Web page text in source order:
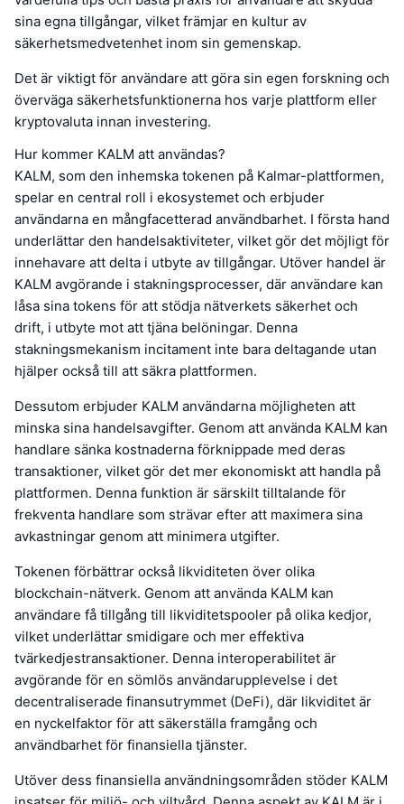
sina egna tillgångar, vilket främjar en kultur av
säkerhetsmedvetenhet inom sin gemenskap.
Det är viktigt för användare att göra sin egen forskning och
överväga säkerhetsfunktionerna hos varje plattform eller
kryptovaluta innan investering.
Hur kommer KALM att användas?
KALM, som den inhemska tokenen på Kalmar-plattformen,
spelar en central roll i ekosystemet och erbjuder
användarna en mångfacetterad användbarhet. I första hand
underlättar den handelsaktiviteter, vilket gör det möjligt för
innehavare att delta i utbyte av tillgångar. Utöver handel är
KALM avgörande i stakningsprocesser, där användare kan
låsa sina tokens för att stödja nätverkets säkerhet och
drift, i utbyte mot att tjäna belöningar. Denna
stakningsmekanism incitament inte bara deltagande utan
hjälper också till att säkra plattformen.
Dessutom erbjuder KALM användarna möjligheten att
minska sina handelsavgifter. Genom att använda KALM kan
handlare sänka kostnaderna förknippade med deras
transaktioner, vilket gör det mer ekonomiskt att handla på
plattformen. Denna funktion är särskilt tilltalande för
frekventa handlare som strävar efter att maximera sina
avkastningar genom att minimera utgifter.
Tokenen förbättrar också likviditeten över olika
blockchain-nätverk. Genom att använda KALM kan
användare få tillgång till likviditetspooler på olika kedjor,
vilket underlättar smidigare och mer effektiva
tvärkedjestransaktioner. Denna interoperabilitet är
avgörande för en sömlös användarupplevelse i det
decentraliserade finansutrymmet (DeFi), där likviditet är
en nyckelfaktor för att säkerställa framgång och
användbarhet för finansiella tjänster.
Utöver dess finansiella användningsområden stöder KALM